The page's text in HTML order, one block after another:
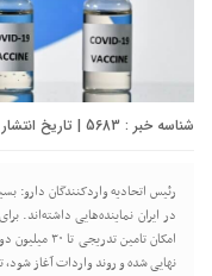
شناسه خبر : 5683 | تاریخ انتشار : ۳۱ مرداد ۱۴۰۰ - ۱۷:۱۲ | تعداد دیدگاه :
رئیس اتحادیه واردکنندگان دارو:
در ایران نماینده‌هایی داشته‌اند.
امکان
نهایی شده و روند واردات آغاز